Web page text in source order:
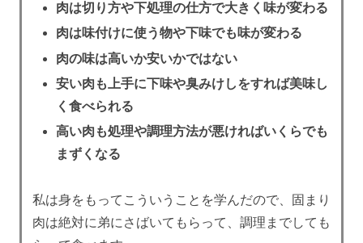
肉は切り方や下処理の仕方で大きく味が変わる
肉は味付けに使う物や下味でも味が変わる
肉の味は高いか安いかではない
安い肉も上手に下味や臭みけしをすれば美味し
く食べられる
高い肉も処理や調理方法が悪ければいくらでも
まずくなる
私は身をもってこういうことを学んだので、固まり
肉は絶対に弟にさばいてもらって、調理までしても